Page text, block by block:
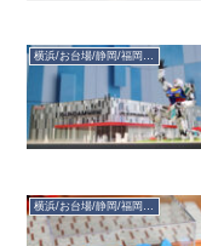
横浜/お台場/静岡/福岡ガンダム